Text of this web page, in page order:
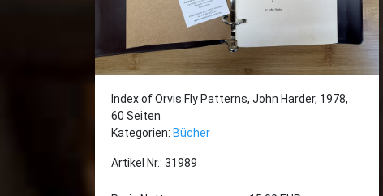
Index of Orvis Fly Patterns, John Harder, 1978,
60 Seiten
Kategorien: Bücher
Artikel Nr.: 31989